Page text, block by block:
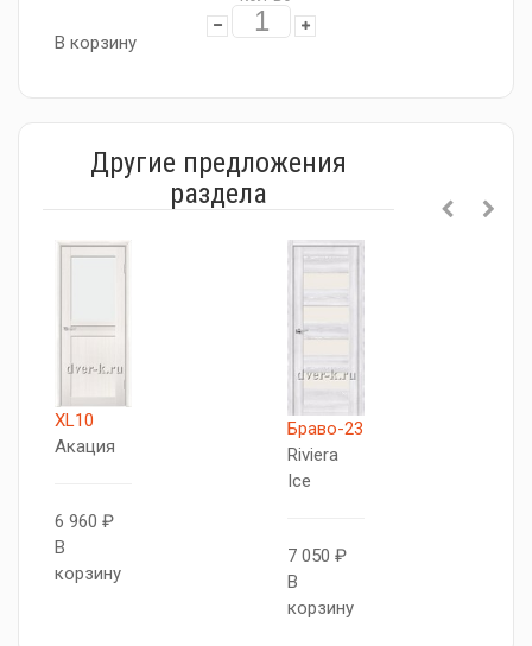
В корзину
Другие предложения
раздела
XL10
Акация
6 960 ₽
В
корзину
Браво-23
Riviera
Ice
7 050 ₽
В
корзину